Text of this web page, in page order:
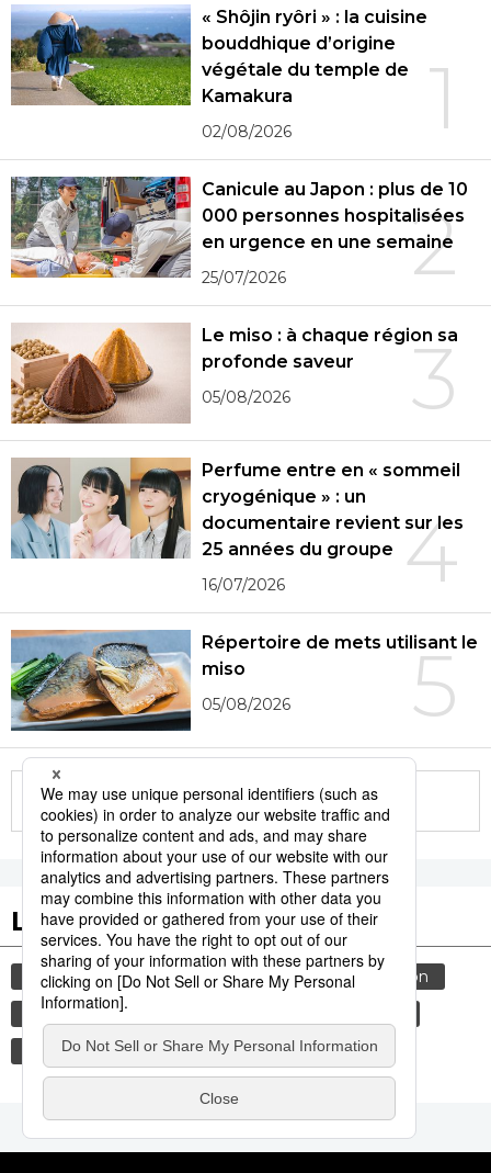
1
« Shôjin ryôri » : la cuisine
bouddhique d’origine
végétale du temple de
Kamakura
02/08/2026
2
Canicule au Japon : plus de 10
000 personnes hospitalisées
en urgence en une semaine
25/07/2026
3
Le miso : à chaque région sa
profonde saveur
05/08/2026
4
Perfume entre en « sommeil
cryogénique » : un
documentaire revient sur les
25 années du groupe
16/07/2026
5
Répertoire de mets utilisant le
miso
05/08/2026
More in this series
Les tags populaires
société actu agression sexuelle
avion
justice
culture
tourisme
environnement